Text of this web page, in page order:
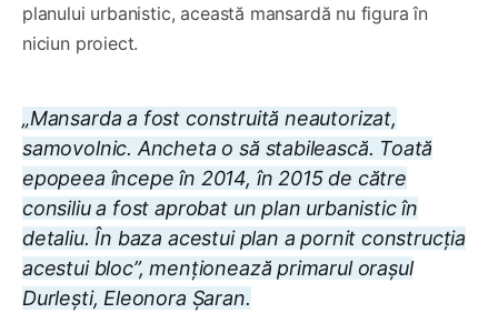
planului urbanistic, această mansardă nu figura în
niciun proiect.
„Mansarda a fost construită neautorizat,
samovolnic. Ancheta o să stabilească. Toată
epopeea începe în 2014, în 2015 de către
consiliu a fost aprobat un plan urbanistic în
detaliu. În baza acestui plan a pornit construcția
acestui bloc”, menționează primarul orașul
Durlești, Eleonora Șaran.